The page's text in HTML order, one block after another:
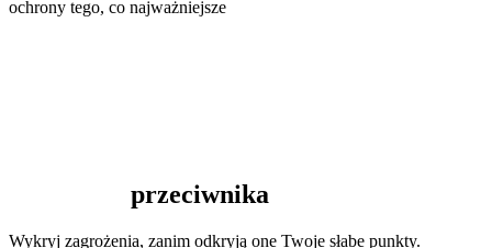
ochrony tego, co najważniejsze
przeciwnika
Wykryj zagrożenia, zanim odkryją one Twoje słabe punkty.